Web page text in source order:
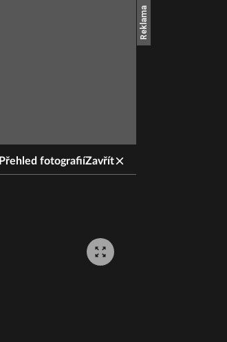
Přehled fotografiíZavřít